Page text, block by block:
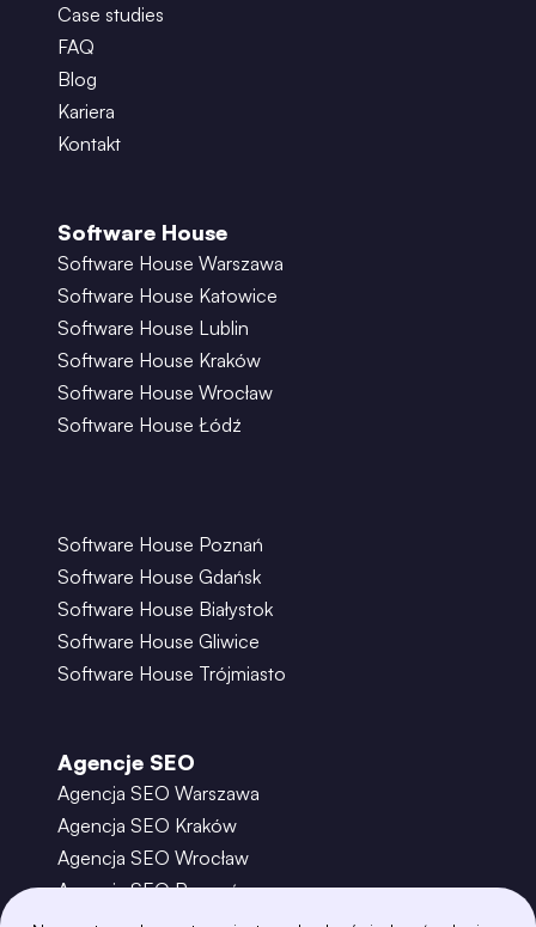
Case studies
FAQ
Blog
Kariera
Kontakt
Software House
Software House Warszawa
Software House Katowice
Software House Lublin
Software House Kraków
Software House Wrocław
Software House Łódź
Software House Poznań
Software House Gdańsk
Software House Białystok
Software House Gliwice
Software House Trójmiasto
Agencje SEO
Agencja SEO Warszawa
Agencja SEO Kraków
Agencja SEO Wrocław
Agencja SEO Poznań
Agencja SEO Gdańsk